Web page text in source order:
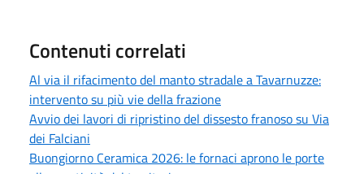
Contenuti correlati
Al via il rifacimento del manto stradale a Tavarnuzze:
intervento su più vie della frazione
Avvio dei lavori di ripristino del dissesto franoso su Via
dei Falciani
Buongiorno Ceramica 2026: le fornaci aprono le porte